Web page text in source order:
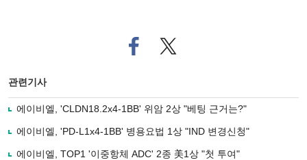
페
이
로
사
유
트위
터로
관련기사
에이비엘, 'CLDN18.2x4-1BB' 위암 2상 "베팅 근거는?"
에이비엘, 'PD-L1x4-1BB' 병용요법 1상 "IND 변경신청"
에이비엘, TOP1 '이중항체 ADC' 2종 美1상 "첫 투여"